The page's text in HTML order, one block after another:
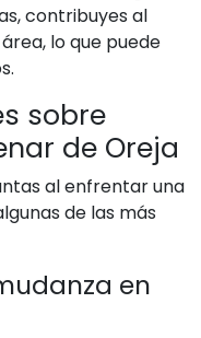
contribuyes al
lo que puede
sobre
de Oreja
al enfrentar una
de las más
en